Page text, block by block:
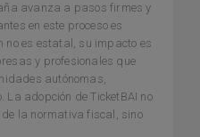
avanza a pasos firmes y
en este proceso es
no es estatal, su impacto es
y profesionales que
autónomas,
La adopción de TicketBAI no
la normativa fiscal, sino